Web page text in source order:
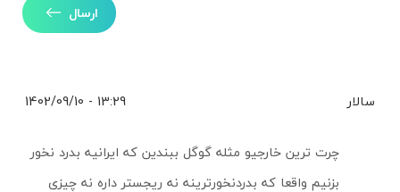
ارسال
سالار 13:29 - 1402/09/10
چرت ترین خارجیو مثله گوگل ببندین که ایرانیه بدرد نخور
بزنیم واقعا که بدردنخورترینه نه ریجستر داره نه چیزی